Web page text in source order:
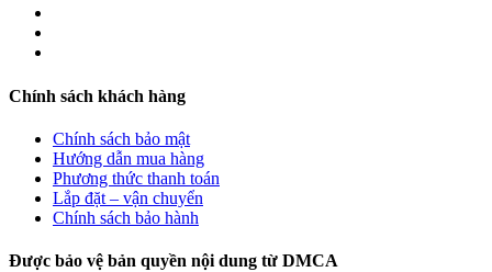
Chính sách khách hàng
Chính sách bảo mật
Hướng dẫn mua hàng
Phương thức thanh toán
Lắp đặt – vận chuyển
Chính sách bảo hành
Được bảo vệ bản quyền nội dung từ DMCA